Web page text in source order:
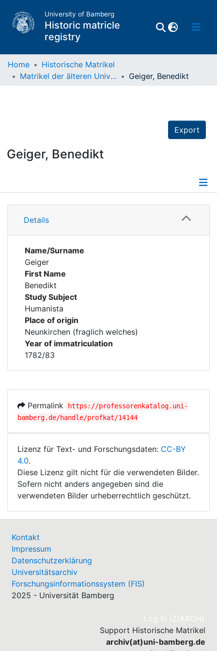
University of Bamberg
Historic matricle
registry
Home
Historische Matrikel
Matrikel der älteren Universität
Geiger, Benedikt
Export
Geiger, Benedikt
Details
Details
Name/Surname
Geiger
First Name
Benedikt
Study Subject
Humanista
Place of origin
Neunkirchen (fraglich welches)
Year of immatriculation
1782/83
Permalink
https://professorenkatalog.uni-
bamberg.de/handle/profkat/14144
Lizenz für Text- und Forschungsdaten: CC-BY
4.0.
Diese Lizenz gilt nicht für die verwendeten Bilder.
Sofern nicht anders angegeben sind die
verwendeten Bilder urheberrechtlich geschützt.
Kontakt
Impressum
Datenschutzerklärung
Universitätsarchiv
Forschungsinformationssystem (FIS)
2025 - Universität Bamberg
Log In (Z/ARCH)
Support Historische Matrikel
archiv(at)uni-bamberg.de